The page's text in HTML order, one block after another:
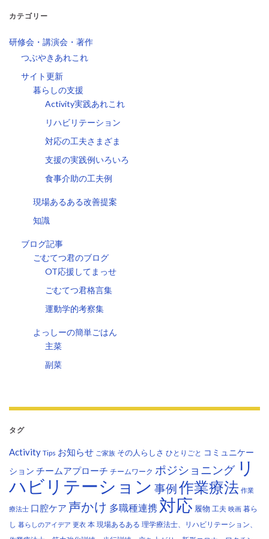
カテゴリー
研修会・講演会・著作
つぶやきあれこれ
サイト更新
暮らしの支援
Activity実践あれこれ
リハビリテーション
対応の工夫さまざま
支援の実践例いろいろ
食事介助の工夫例
現場あるある改善提案
知識
ブログ記事
ごむてつ君のブログ
OT応援してまっせ
ごむてつ君格言集
運動学的考察集
よっしーの簡単ごはん
主菜
副菜
タグ
Activity Tips お知らせ ご家族 その人らしさ ひとりごと コミュニケー
ション チームアプローチ チームワーク ポジショニング リ
ハビリテーション 事例作業療法 作業
療法士 口腔ケア 声かけ 多職種連携 対応 履物 工夫 映画 暮ら
し 暮らしのアイデア 更衣 本 現場あるある 理学療法士、リハビリテーション、